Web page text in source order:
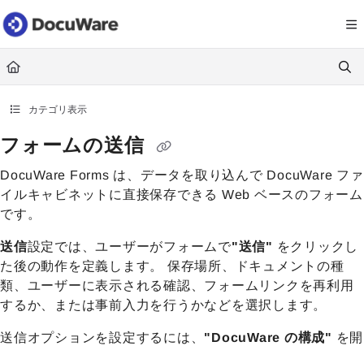
Documentation Index
Fetch the complete documentation index at: https://
Use this file to discover all available pages before exploring further.
カテゴリ表示
フォームの送信
DocuWare Forms は、データを取り込んで DocuWare ファ
イルキャビネットに直接保存できる Web ベースのフォーム
です。
送信設定では、ユーザーがフォームで"送信" をクリックし
た後の動作を定義します。 保存場所、ドキュメントの種
類、ユーザーに表示される確認、フォームリンクを再利用
するか、または事前入力を行うかなどを選択します。
送信オプションを設定するには、 "DocuWare の構成" を開